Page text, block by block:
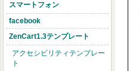
スマートフォン
facebook
ZenCart1.3テンプレート
アクセシビリティテンプレー
ト